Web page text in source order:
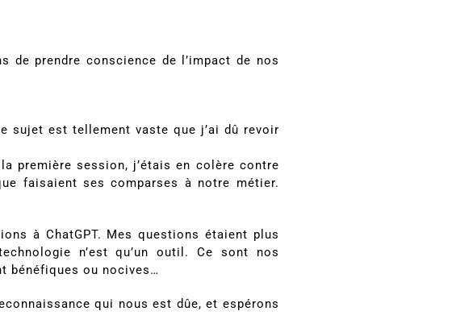
de prendre conscience de l’impact de nos
sujet est tellement vaste que j’ai dû revoir
première session, j’étais en colère contre
faisaient ses comparses à notre métier.
à ChatGPT. Mes questions étaient plus
n’est qu’un outil. Ce sont nos
bénéfiques ou nocives…
qui nous est dûe, et espérons